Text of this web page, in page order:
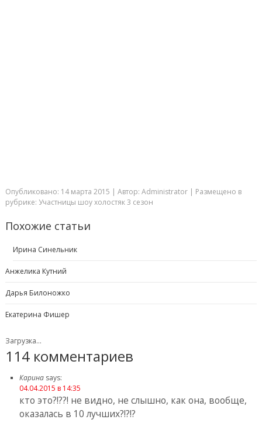
Опубликовано: 14 марта 2015 | Автор: Administrator | Размещено в
рубрике: Участницы шоу холостяк 3 сезон
Похожие статьи
Ирина Синельник
Анжелика Кутний
Дарья Билоножко
Екатерина Фишер
Загрузка...
114 комментариев
Карина says:
04.04.2015 в 14:35
кто это?!??! не видно, не слышно, как она, вообще,
оказалась в 10 лучших?!?!?